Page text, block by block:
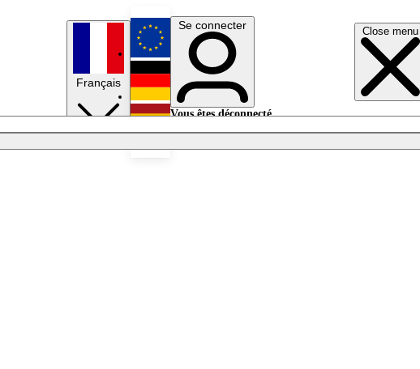
Close menu
Français
English
Deutsch
Se connecter
Vous êtes déconnecté.